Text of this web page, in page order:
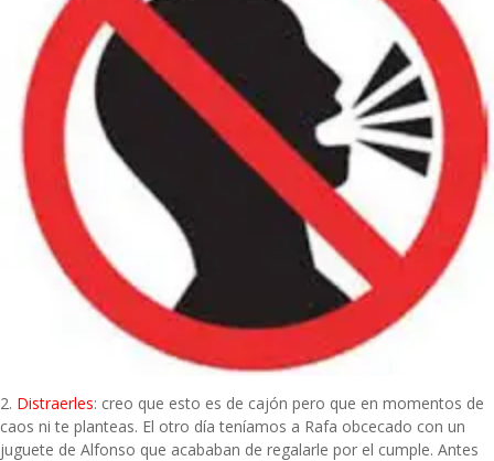
2. Distraerles: creo que esto es de cajón pero que en momentos de
caos ni te planteas. El otro día teníamos a Rafa obcecado con un
juguete de Alfonso que acababan de regalarle por el cumple. Antes